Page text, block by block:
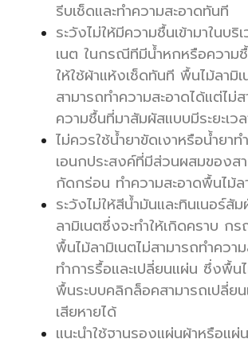
รีบเช็ดและทำความสะอาดทันที
ระวังไม่ให้มีความชื้นเข้ามาในบ
เนต ในกรณีทีมีน้ำหกหรือความ
ให้ใช้ผ้าแห้งเช็ดทันที พื้นไม้ลามิ
สามารถทำความสะอาดได้แต่ไม่
ความชื้นที่มาสัมผัสแบบมีระยะเว
ไม่ควรใช้น้ำยาขัดเงาหรือน้ำยาท
เอนกประสงค์ที่มีส่วนผสมของส
กัดกร่อน ทำความสะอาดพื้นไม้ล
ระวังไม่ให้สีน้ำมันและทินเนอร์สั
ลามิเนตซึ่งจะทำให้เกิดคราบ ก
พื้นไม้ลามิเนตไม่สามารถทำควา
ทำการรื้อและเปลี่ยนแผ่น ซึ่งพื้น
พื้นระบบคลิกล็อคสามารถเปลี่ยน
เสียหายได้
แนะนำใช้ฐานรองแผ่นผ้าหรือแผ่